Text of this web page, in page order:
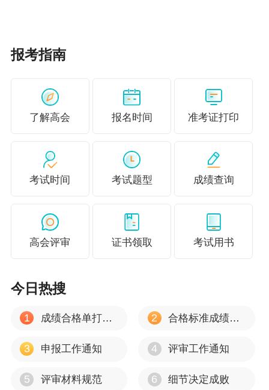
更利于后续答题。
在高级会计考试的冲刺期，我们需要始终坚持全方位、系
统性地学习，并且不断探索属于自己的备考思路和方法。
最后，只有通过不断努力和提升自己的知识层次，才能够
在高级会计考试中取得优异的成绩。
2025年高级会计全真模考入口已经开通
，5月16日关闭！仅
需1元即可体验高度仿真的机考系统，此次模考将为大家提
拿下高级会计职称 对职业发展帮助大！
高会模考要考多少分 正式考试才能及格？
报考指南
了解高会 报名时间 准考证打印
考试时间 考试题型 成绩查询
高会评审 证书领取 考试用书
今日热搜
1 成绩合格单打印流程 2 合格标准成绩有效期
3 申报工作通知 4 评审工作通知
5 评审材料规范 6 细节决定成败